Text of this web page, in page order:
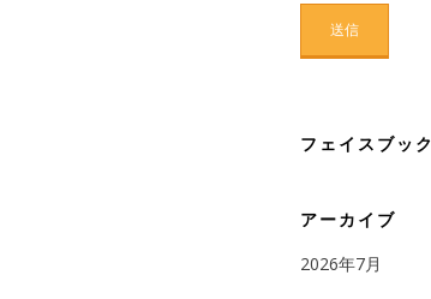
フェイスブック
アーカイブ
2026年7月